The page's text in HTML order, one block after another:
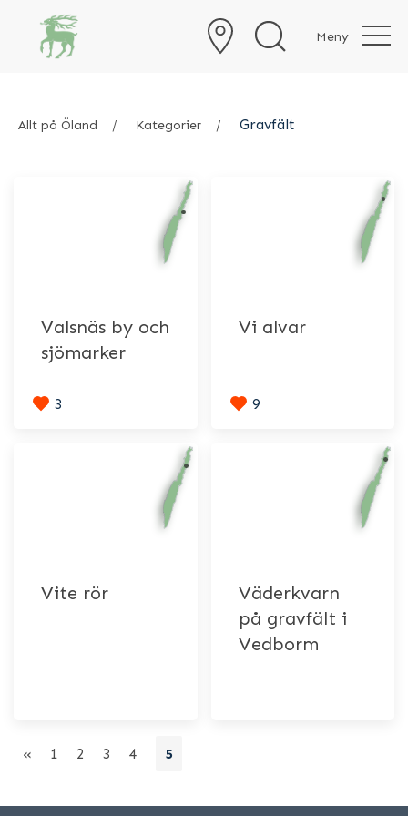
Meny
Allt på Öland Kategorier Gravfält
Valsnäs by och
sjömarker
3
Vi alvar
9
Vite rör
Väderkvarn
på gravfält i
Vedborm
« 1 2 3 4 5